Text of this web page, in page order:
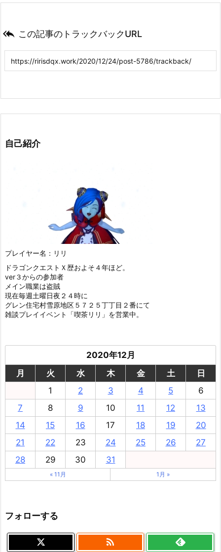
 この記事のトラックバックURL
自己紹介
プレイヤー名：リリ
ドラゴンクエストＸ歴およそ４年ほど。
ver３からの参加者
メイン職業は盗賊
現在毎週土曜日夜２４時に
グレン住宅村雪原地区５７２５丁丁目２番にて
雑談プレイイベント「喫茶リリ」を営業中。
2020年12月
月
火 水 木 金 土
日
1
2 3 4 5
6
7
8 9 10 11 12
13
14
15 16 17 18 19
20
21
22 23 24 25 26
27
28
29 30 31
« 11月 1月 »
フォローする
